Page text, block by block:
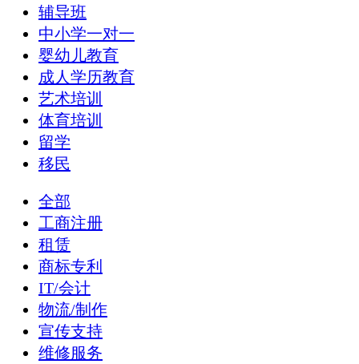
辅导班
中小学一对一
婴幼儿教育
成人学历教育
艺术培训
体育培训
留学
移民
全部
工商注册
租赁
商标专利
IT/会计
物流/制作
宣传支持
维修服务